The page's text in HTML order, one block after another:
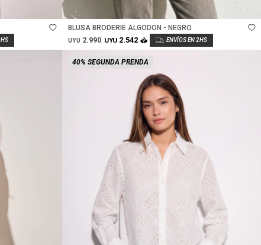
BLUSA BRODERIE ALGODÓN - NEGRO
UYU 2.990 UYU 2.542
40% SEGUNDA PRENDA